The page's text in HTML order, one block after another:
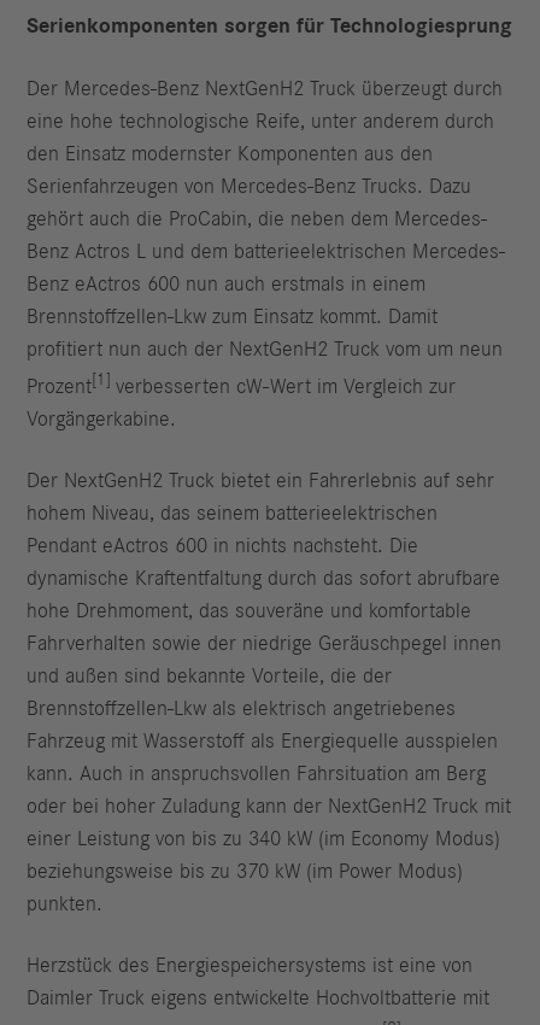
Serienkomponenten sorgen für Technologiesprung
Der Mercedes-Benz NextGenH2 Truck überzeugt durch
eine hohe technologische Reife, unter anderem durch
den Einsatz modernster Komponenten aus den
Serienfahrzeugen von Mercedes-Benz Trucks. Dazu
gehört auch die ProCabin, die neben dem Mercedes-
Benz Actros L und dem batterieelektrischen Mercedes-
Benz eActros 600 nun auch erstmals in einem
Brennstoffzellen-Lkw zum Einsatz kommt. Damit
profitiert nun auch der NextGenH2 Truck vom um neun
Prozent[1]verbesserten cW-Wert im Vergleich zur
Vorgängerkabine.
Der NextGenH2 Truck bietet ein Fahrerlebnis auf sehr
hohem Niveau, das seinem batterieelektrischen
Pendant eActros 600 in nichts nachsteht. Die
dynamische Kraftentfaltung durch das sofort abrufbare
hohe Drehmoment, das souveräne und komfortable
Fahrverhalten sowie der niedrige Geräuschpegel innen
und außen sind bekannte Vorteile, die der
Brennstoffzellen-Lkw als elektrisch angetriebenes
Fahrzeug mit Wasserstoff als Energiequelle ausspielen
kann. Auch in anspruchsvollen Fahrsituation am Berg
oder bei hoher Zuladung kann der NextGenH2 Truck mit
einer Leistung von bis zu 340 kW (im Economy Modus)
beziehungsweise bis zu 370 kW (im Power Modus)
punkten.
Herzstück des Energiespeichersystems ist eine von
Daimler Truck eigens entwickelte Hochvoltbatterie mit